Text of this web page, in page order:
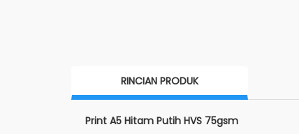
RINCIAN PRODUK
Print A5 Hitam Putih HVS 75gsm